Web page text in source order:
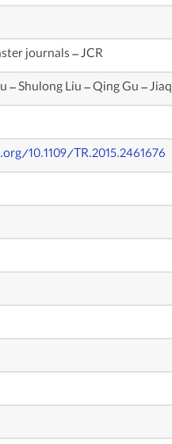
journals – JCR
– Shulong Liu – Qing Gu –
10.1109/TR.2015.2461676